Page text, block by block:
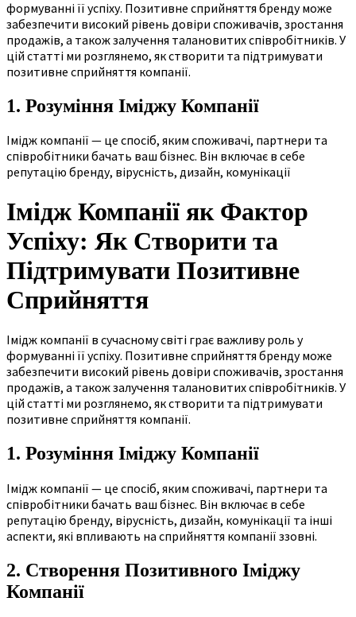
формуванні її успіху. Позитивне сприйняття бренду може
забезпечити високий рівень довіри споживачів, зростання
продажів, а також залучення талановитих співробітників. У
цій статті ми розглянемо, як створити та підтримувати
позитивне сприйняття компанії.
1. Розуміння Іміджу Компанії
Імідж компанії — це спосіб, яким споживачі, партнери та
співробітники бачать ваш бізнес. Він включає в себе
репутацію бренду, вірусність, дизайн, комунікації
Імідж Компанії як Фактор
Успіху: Як Створити та
Підтримувати Позитивне
Сприйняття
Імідж компанії в сучасному світі грає важливу роль у
формуванні її успіху. Позитивне сприйняття бренду може
забезпечити високий рівень довіри споживачів, зростання
продажів, а також залучення талановитих співробітників. У
цій статті ми розглянемо, як створити та підтримувати
позитивне сприйняття компанії.
1. Розуміння Іміджу Компанії
Імідж компанії — це спосіб, яким споживачі, партнери та
співробітники бачать ваш бізнес. Він включає в себе
репутацію бренду, вірусність, дизайн, комунікації та інші
аспекти, які впливають на сприйняття компанії ззовні.
2. Створення Позитивного Іміджу
Компанії